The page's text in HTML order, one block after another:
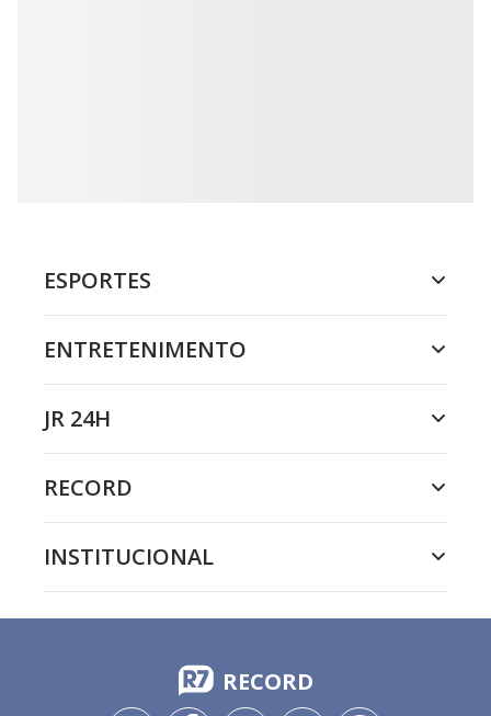
ESPORTES
ENTRETENIMENTO
JR 24H
RECORD
INSTITUCIONAL
RECORD